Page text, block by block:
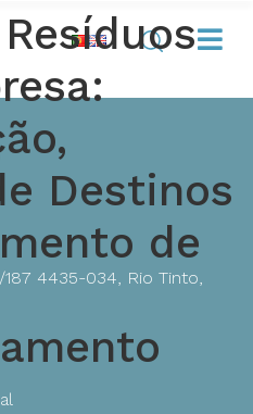
Destinos
de
4435-034, Rio Tinto,